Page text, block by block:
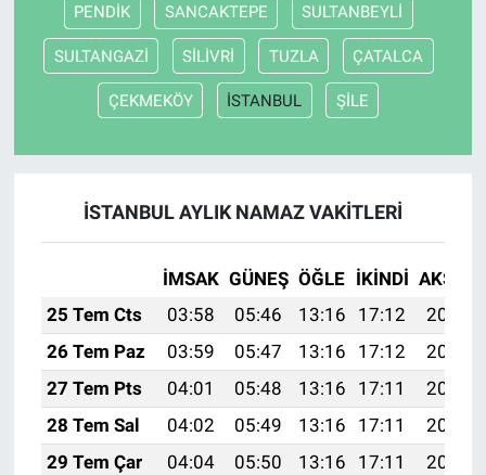
PENDİK SANCAKTEPE SULTANBEYLİ
SULTANGAZİ SİLİVRİ TUZLA ÇATALCA
ÇEKMEKÖY İSTANBUL ŞİLE
İSTANBUL AYLIK NAMAZ VAKITLERI
İMSAK GÜNEŞ ÖĞLE İKINDI AKŞAM
25 Tem Cts
03:58 05:46 13:16 17:12
20:35
26 Tem Paz
03:59 05:47 13:16 17:12
20:34
27 Tem Pts
04:01 05:48 13:16 17:11
20:33
28 Tem Sal
04:02 05:49 13:16 17:11
20:32
29 Tem Çar
04:04 05:50 13:16 17:11
20:31